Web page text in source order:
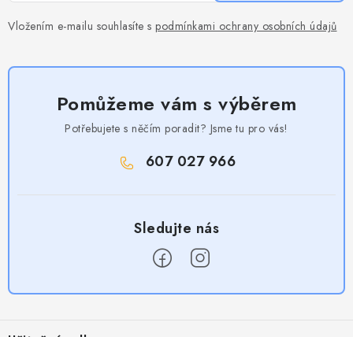
Vložením e-mailu souhlasíte s podmínkami ochrany osobních údajů
Pomůžeme vám s výběrem
Potřebujete s něčím poradit? Jsme tu pro vás!
607 027 966